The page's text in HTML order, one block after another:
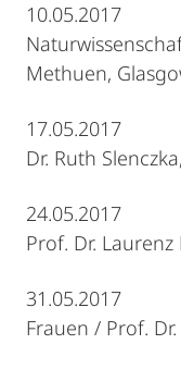
10.05.2017
Methuen,
17.05.2017
Dr. Ruth
24.05.2017
Prof. Dr.
31.05.2017
Frauen / Prof.